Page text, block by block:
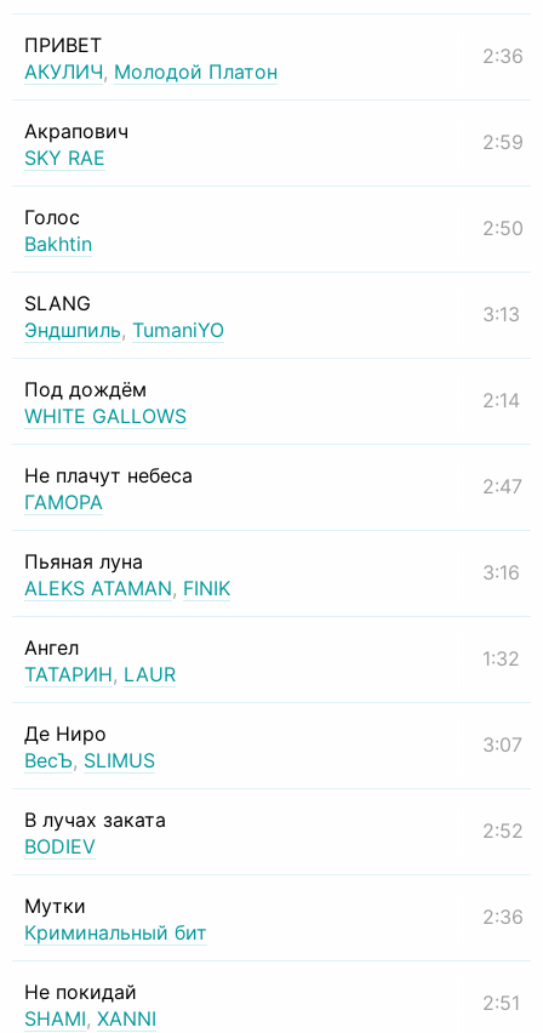
ПРИВЕТ
АКУЛИЧ, Молодой Платон
2:36
Акрапович
SKY RAE
2:59
Голос
Bakhtin
2:50
SLANG
Эндшпиль, TumaniYO
3:13
Под дождём
WHITE GALLOWS
2:14
Не плачут небеса
ГАМОРА
2:47
Пьяная луна
ALEKS ATAMAN, FINIK
3:16
Ангел
ТАТАРИН, LAUR
1:32
Де Ниро
ВесЪ, SLIMUS
3:07
В лучах заката
BODIEV
2:52
Мутки
Криминальный бит
2:36
Не покидай
SHAMI, XANNI
2:51